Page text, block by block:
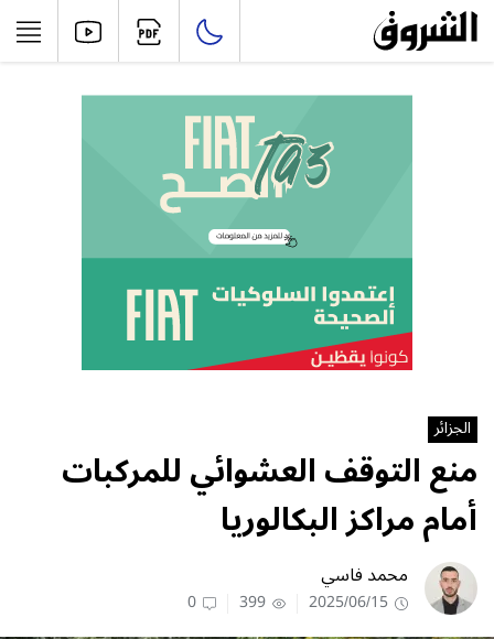
الجزائر
منع التوقف العشوائي للمركبات
أمام مراكز البكالوريا
محمد فاسي
2025/06/15
399
0